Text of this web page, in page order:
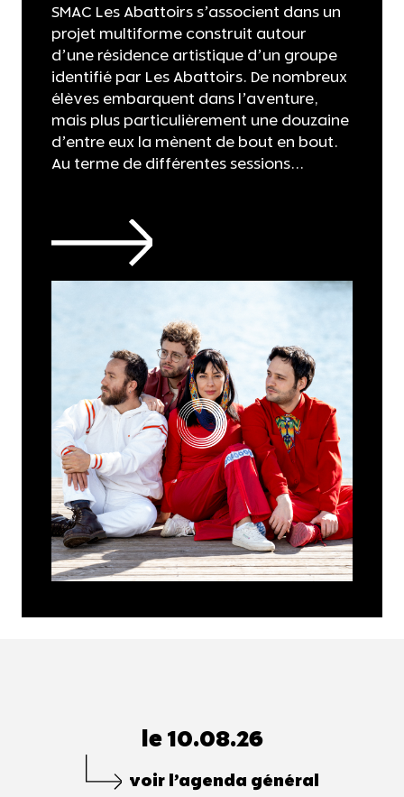
SMAC Les Abattoirs s’associent dans un
projet multiforme construit autour
d’une résidence artistique d’un groupe
identifié par Les Abattoirs. De nombreux
élèves embarquent dans l’aventure,
mais plus particulièrement une douzaine
d’entre eux la mènent de bout en bout.
Au terme de différentes sessions...
le 10.08.26
voir l’agenda général